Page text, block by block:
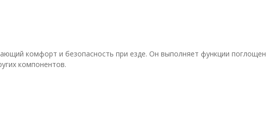
комфорт и безопасность при езде. Он выполняет функции
компонентов.